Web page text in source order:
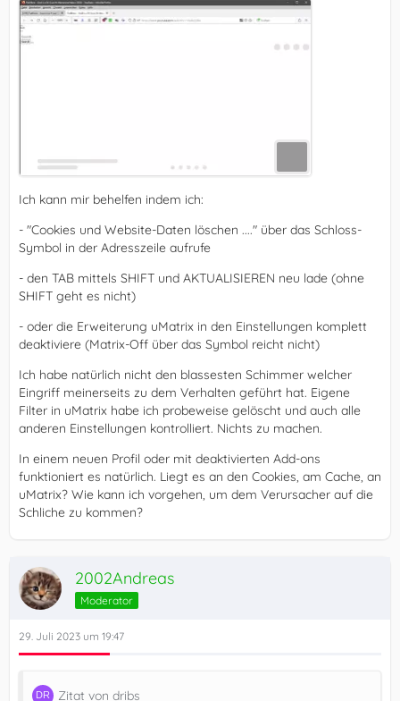
Ich kann mir behelfen indem ich:
- "Cookies und Website-Daten löschen ...." über das Schloss-
Symbol in der Adresszeile aufrufe
- den TAB mittels SHIFT und AKTUALISIEREN neu lade (ohne
SHIFT geht es nicht)
- oder die Erweiterung uMatrix in den Einstellungen komplett
deaktiviere (Matrix-Off über das Symbol reicht nicht)
Ich habe natürlich nicht den blassesten Schimmer welcher
Eingriff meinerseits zu dem Verhalten geführt hat. Eigene
Filter in uMatrix habe ich probeweise gelöscht und auch alle
anderen Einstellungen kontrolliert. Nichts zu machen.
In einem neuen Profil oder mit deaktivierten Add-ons
funktioniert es natürlich. Liegt es an den Cookies, am Cache, an
uMatrix? Wie kann ich vorgehen, um dem Verursacher auf die
Schliche zu kommen?
2002Andreas
Moderator
29. Juli 2023 um 19:47
Zitat von dribs